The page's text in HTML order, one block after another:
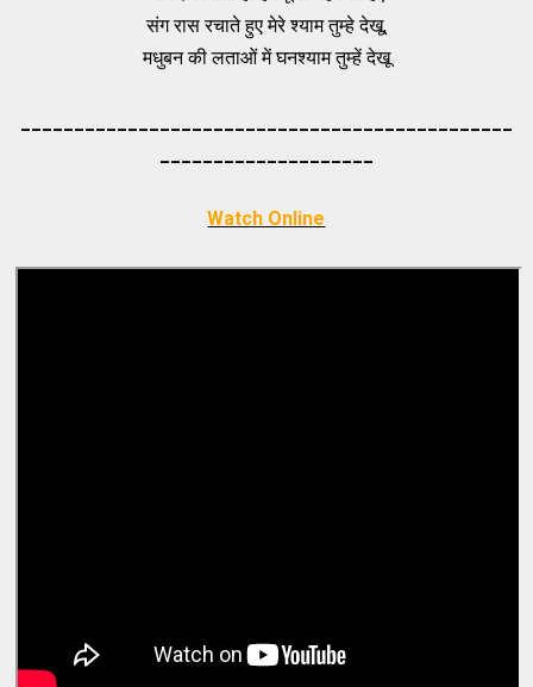
संग रास रचाते हुए मेरे श्याम तुम्हे देखू,
मधुबन की लताओं में घनश्याम तुम्हें देखू
Watch Online